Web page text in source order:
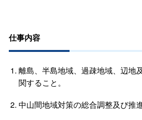
仕事内容
離島、半島地域、過疎地域、辺地
関すること。
中山間地域対策の総合調整及び推